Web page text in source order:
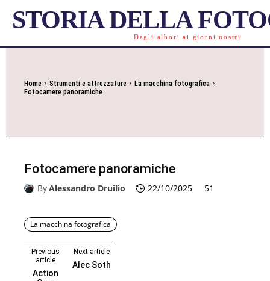
STORIA DELLA
Dagli albori ai giorni nostri
Home Strumenti e attrezzature
La macchina fotografica
Fotocamere panoramiche
Fotocamere panoramiche
ByAlessandro Druilio 22/10/2025 51
La macchina fotografica
Previous
article
Action
Next article
Alec Soth